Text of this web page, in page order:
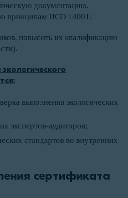
документацию,
принципам ИСО 14001;
повысить их квалификацию
выполнения экологических
экспертов-аудиторов;
стандартов во внутренних
сертификата